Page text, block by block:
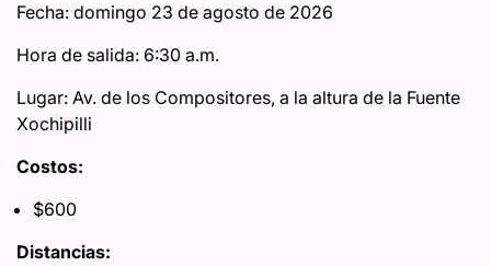
Fecha: domingo 23 de agosto de 2026
Hora de salida: 6:30 a.m.
Lugar: Av. de los Compositores, a la altura de la Fuente
Xochipilli
Costos:
$600
Distancias: